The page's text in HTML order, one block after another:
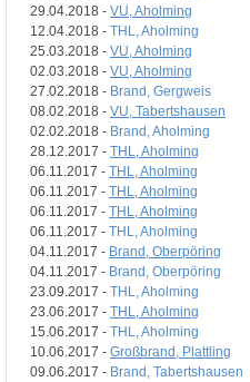
29.04.2018 - VU, Aholming
12.04.2018 - THL, Aholming
25.03.2018 - VU, Aholming
02.03.2018 - VU, Aholming
27.02.2018 - Brand, Gergweis
08.02.2018 - VU, Tabertshausen
02.02.2018 - Brand, Aholming
28.12.2017 - THL, Aholming
06.11.2017 - THL, Aholming
06.11.2017 - THL, Aholming
06.11.2017 - THL, Aholming
06.11.2017 - THL, Aholming
04.11.2017 - Brand, Oberpöring
04.11.2017 - Brand, Oberpöring
23.09.2017 - THL, Aholming
23.06.2017 - THL, Aholming
15.06.2017 - THL, Aholming
10.06.2017 - Großbrand, Plattling
09.06.2017 - Brand, Tabertshausen